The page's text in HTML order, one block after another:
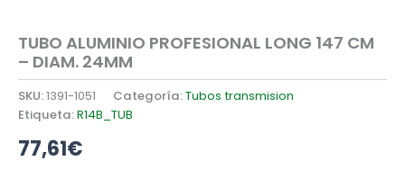
TUBO ALUMINIO PROFESIONAL LONG 147 CM
– DIAM. 24MM
SKU:1391-1051 Categoría:Tubos transmision
Etiqueta:R14B_TUB
77,61€